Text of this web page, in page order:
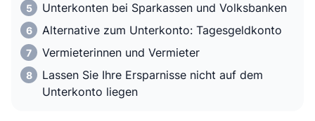
Unterkonten bei Sparkassen und Volksbanken
Alternative zum Unterkonto: Tagesgeldkonto
Vermieterinnen und Vermieter
Lassen Sie Ihre Ersparnisse nicht auf dem
Unterkonto liegen